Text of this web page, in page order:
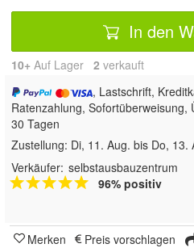
In den
10+ Auf Lager 2 verkauft
, Lastschrift,
Ratenzahlung, Sofortüberweisung,
30 Tagen
Zustellung: Di, 11. Aug. bis Do, 13.
Verkäufer: selbstausbauzentrum
96% positiv
Merken Preis vorschlagen